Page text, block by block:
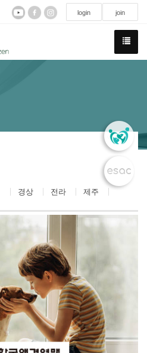
login join
경상 전라 제주